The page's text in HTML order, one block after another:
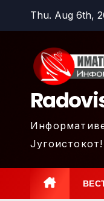
Thu. Aug 6th,
Југоистокот!